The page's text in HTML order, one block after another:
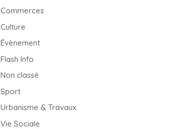
Commerces
Culture
Évènement
Flash Info
Non classé
Sport
Urbanisme & Travaux
Vie Sociale